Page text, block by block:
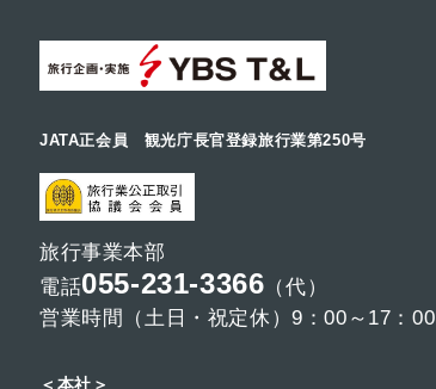
JATA正会員 観光庁長官登録旅行業第250号
旅行事業本部
電話055-231-3366 （代）
営業時間（土日・祝定休）9：00～17：00
＜本社＞